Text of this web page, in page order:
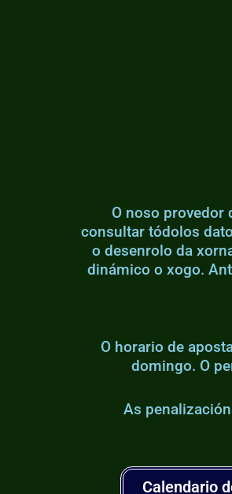
O noso provedor
consultar tódolos
o desenrolo da
dinámico o xogo.
O horario de
domingo. O
As
Calendario